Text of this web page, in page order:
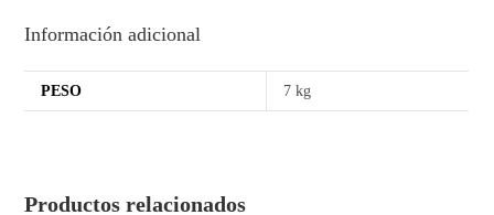
Información adicional
PESO 7 kg
Productos relacionados